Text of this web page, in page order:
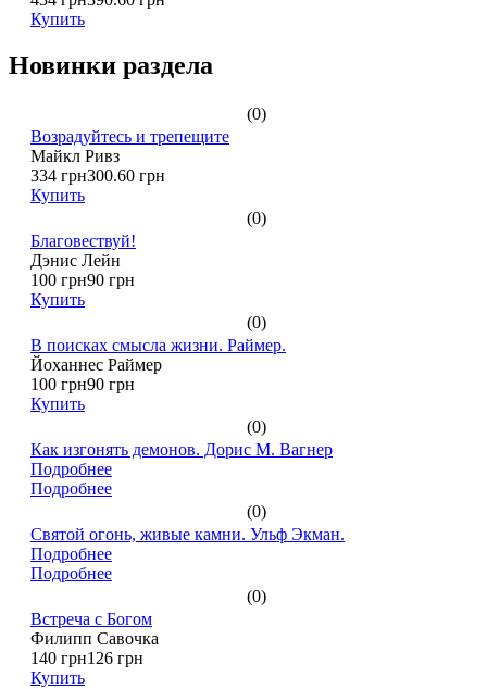
Купить
Новинки раздела
(0)
Возрадуйтесь и трепещите
Майкл Ривз
334 грн300.60 грн
Купить
(0)
Благовествуй!
Дэнис Лейн
100 грн90 грн
Купить
(0)
В поисках смысла жизни. Раймер.
Йоханнес Раймер
100 грн90 грн
Купить
(0)
Как изгонять демонов. Дорис М. Вагнер
Подробнее
Подробнее
(0)
Святой огонь, живые камни. Ульф Экман.
Подробнее
Подробнее
(0)
Встреча с Богом
Филипп Савочка
140 грн126 грн
Купить